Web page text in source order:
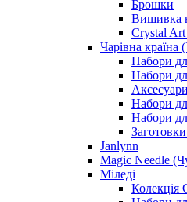
Брошки
Вишивка
Crystal
Чарівна країна
Набори
Набори
Набори
Набори
Janlynn
Magic Needle
Міледі
Колекція